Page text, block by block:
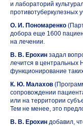
и лабораторий
противотуберкулезных
О. И. Пономаренко
добора еще 1600
на лечении.
В. В. Ерохин задал
лечится в
функционирование
К. Ю. Малахов
сопровождении
или на территории
Тем не менее, это
В. В. Ерохин добавил,